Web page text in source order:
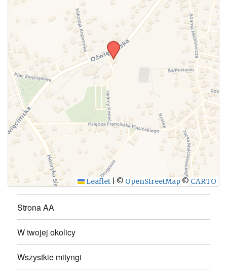
WYŚLIJ
Leaflet © OpenStreetMap © CARTO
Strona AA
W twojej okolicy
Wszystkie mityngi